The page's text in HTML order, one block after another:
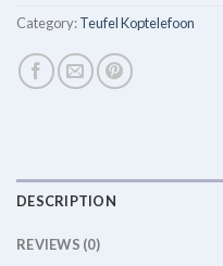
Category:Teufel Koptelefoon
DESCRIPTION
REVIEWS (0)